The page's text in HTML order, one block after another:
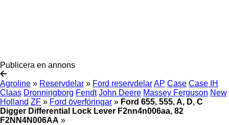
Publicera en annons
Agroline » Reservdelar » Ford reservdelarAP Case Case IH
Claas Dronningborg Fendt John Deere Massey Ferguson New
Holland ZF » Ford överföringar » Ford 655, 555, A, D, C
Digger Differential Lock Lever F2nn4n006aa, 82
F2NN4N006AA »